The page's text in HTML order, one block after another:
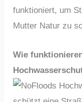
funktioniert, um
Mutter Natur zu
Wie